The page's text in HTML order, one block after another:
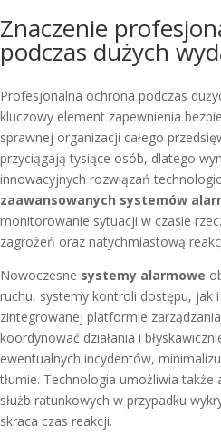
Znaczenie
podczas dużych
Profesjonalna ochrona podczas
kluczowy element zapewnienia
sprawnej organizacji całego
przyciągają tysiące osób, dlatego
innowacyjnych rozwiązań
zaawansowanych systemów
monitorowanie sytuacji w czasie
zagrożeń oraz natychmiastową
Nowoczesne systemy alarmowe
ruchu, systemy kontroli dostępu, jak
zintegrowanej platformie
koordynować działania i
ewentualnych incydentów,
tłumie. Technologia umożliwia
służb ratunkowych w przypadku
skraca czas reakcji.